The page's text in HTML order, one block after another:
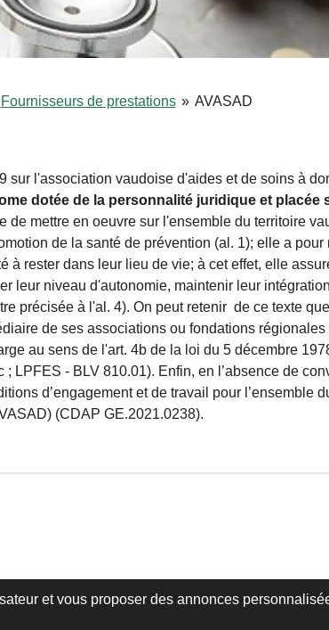
et vous proposer des annonces
Fournisseurs de prestations » AVASAD
sur l'association vaudoise d'aides et de soins à
dotée de la personnalité juridique et placée
de mettre en oeuvre sur l'ensemble du territoire
de la santé de prévention (al. 1); elle a
à rester dans leur lieu de vie; à cet effet, elle
leur niveau d'autonomie, maintenir leur
précisée à l'al. 4). On peut retenir de ce texte
de ses associations ou fondations
au sens de l'art. 4b de la loi du 5 décembre
LPFES - BLV 810.01). Enfin, en l’absence de
d’engagement et de travail pour l’ensemble
(CDAP GE.2021.0238).